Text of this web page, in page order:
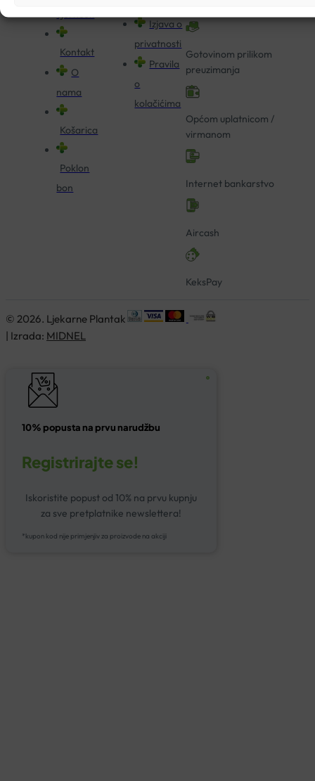
Kontakt
O
nama
Košarica
Poklon
bon
Izjava o
privatnosti
Pravila
o
kolačićima
Gotovinom prilikom
preuzimanja
Općom uplatnicom /
virmanom
Internet bankarstvo
Aircash
KeksPay
© 2026. Ljekarne Plantak
| Izrada: MIDNEL
10% popusta na prvu narudžbu
Registrirajte se!
Iskoristite popust od 10% na prvu kupnju
za sve pretplatnike newslettera!
*kupon kod nije primjenjiv za proizvode na akciji